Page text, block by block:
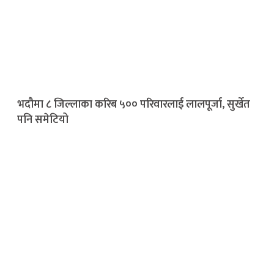
भदौमा ८ जिल्लाका करिब ५०० परिवारलाई लालपूर्जा, सुर्खेत
पनि समेटियो